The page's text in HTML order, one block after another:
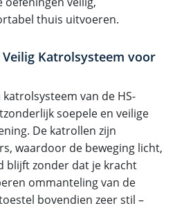
thuis uitvoeren.
Katrolsysteem voor
van de HS-
soepele en veilige
De katrollen zijn
waardoor de beweging licht,
blijft zonder dat je kracht
ommanteling van de
bovendien zeer stil –